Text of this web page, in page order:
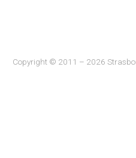
Copyright © 2011 – 2026